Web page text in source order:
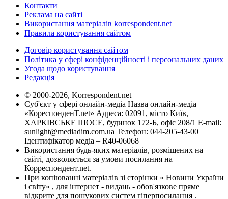
Контакти
Реклама на сайті
Використання матеріалів korrespondent.net
Правила користування сайтом
Договір користування сайтом
Політика у сфері конфіденційності і персональних даних
Угода щодо користування
Редакція
© 2000-2026, Korrespondent.net
Суб'єкт у сфері онлайн-медіа Назва онлайн-медіа –
«КореспонденТ.net» Адреса: 02091, місто Київ,
ХАРКІВСЬКЕ ШОСЕ, будинок 172-Б, офіс 208/1 E-mail:
sunlight@mediadim.com.ua Телефон: 044-205-43-00
Ідентифікатор медіа – R40-06068
Використання будь-яких матеріалів, розміщених на
сайті, дозволяється за умови посилання на
Корреспондент.net.
При копіюванні матеріалів зі сторінки « Новини України
і світу» , для інтернет - видань - обов'язкове пряме
відкрите для пошукових систем гіперпосилання .